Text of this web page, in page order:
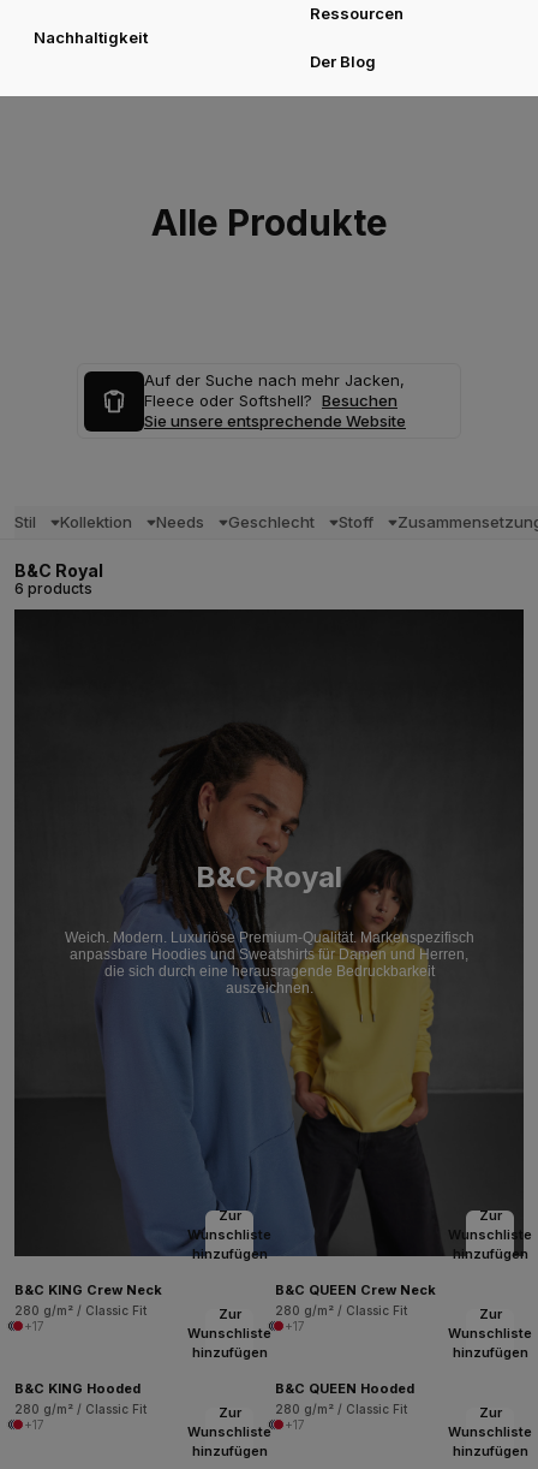
Nachhaltigkeit
Ressourcen
Der Blog
Alle Produkte
Auf der Suche nach mehr Jacken,
Fleece oder Softshell? Besuchen
Sie unsere entsprechende Website
Stil Kollektion Needs Geschlecht Stoff
B&C Royal
6 products
B&C Royal
Weich. Modern. Luxuriöse Premium-Qualität. Markenspezifisch
anpassbare Hoodies und Sweatshirts für Damen und Herren,
die sich durch eine herausragende Bedruckbarkeit
auszeichnen.
Zur
Wunschliste
hinzufügen
B&C KING Crew Neck
280 g/m² / Classic Fit
+17
Zur
Wunschliste
hinzufügen
B&C QUEEN Crew Neck
280 g/m² / Classic Fit
+17
Zur
Wunschliste
hinzufügen
B&C KING Hooded
280 g/m² / Classic Fit
+17
Zur
Wunschliste
hinzufügen
B&C QUEEN Hooded
280 g/m² / Classic Fit
+17
Zur
Wunschliste
hinzufügen
Zur
Wunschliste
hinzufügen